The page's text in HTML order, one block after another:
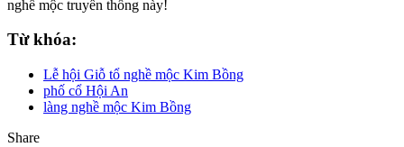
nghề mộc truyền thống này!
Từ khóa:
Lễ hội Giỗ tổ nghề mộc Kim Bồng
phố cổ Hội An
làng nghề mộc Kim Bồng
Share